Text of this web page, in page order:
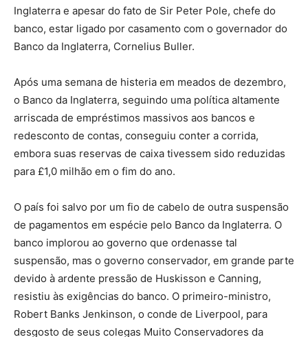
Inglaterra e apesar do fato de Sir Peter Pole, chefe do
banco, estar ligado por casamento com o governador do
Banco da Inglaterra, Cornelius Buller.
Após uma semana de histeria em meados de dezembro,
o Banco da Inglaterra, seguindo uma política altamente
arriscada de empréstimos massivos aos bancos e
redesconto de contas, conseguiu conter a corrida,
embora suas reservas de caixa tivessem sido reduzidas
para £1,0 milhão em o fim do ano.
O país foi salvo por um fio de cabelo de outra suspensão
de pagamentos em espécie pelo Banco da Inglaterra. O
banco implorou ao governo que ordenasse tal
suspensão, mas o governo conservador, em grande parte
devido à ardente pressão de Huskisson e Canning,
resistiu às exigências do banco. O primeiro-ministro,
Robert Banks Jenkinson, o conde de Liverpool, para
desgosto de seus colegas Muito Conservadores da